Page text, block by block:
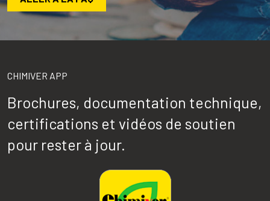
CHIMIVER APP
Brochures, documentation technique,
certifications et vidéos de soutien
pour rester à jour.